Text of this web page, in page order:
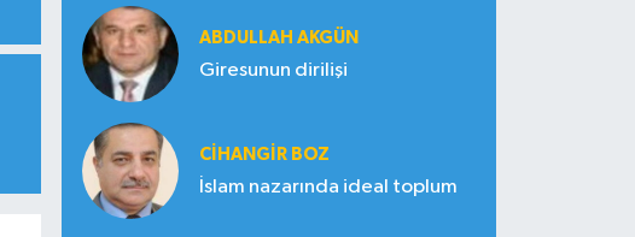
ABDULLAH AKGÜN
Giresunun dirilişi
CIHANGIR BOZ
İslam nazarında ideal toplum